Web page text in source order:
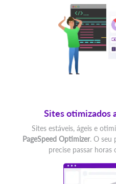
Sites otimizados
Sites estáveis, ágeis e
PageSpeed Optimizer. O seu
precise passar